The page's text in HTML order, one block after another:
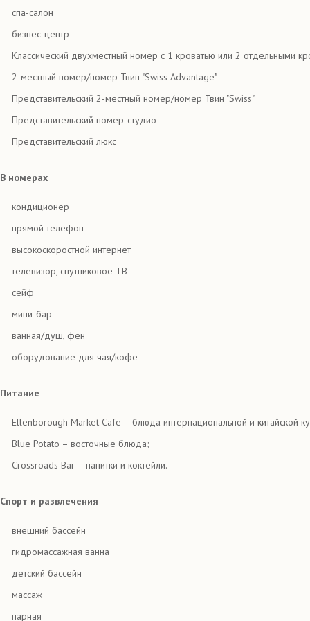
спа-салон
бизнес-центр
Классический двухместный номер с 1 кроватью или 2 отдельными
2-местный номер/номер Твин "Swiss Advantage"
Представительский 2-местный номер/номер Твин "Swiss"
Представительский номер-студио
Представительский люкс
В номерах
кондиционер
прямой телефон
высокоскоростной интернет
телевизор, спутниковое TВ
сейф
мини-бар
ванная/душ, фен
оборудование для чая/кофе
Питание
Ellenborough Market Cafe – блюда интернациональной и китайской
Blue Potato – восточные блюда;
Crossroads Bar – напитки и коктейли.
Спорт и развлечения
внешний бассейн
гидромассажная ванна
детский бассейн
массаж
парная